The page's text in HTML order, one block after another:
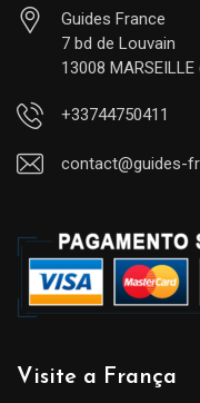
Guides France
7 bd de Louvain
13008 MARSEILLE
+33744750411
contact@guides-
Visite a França